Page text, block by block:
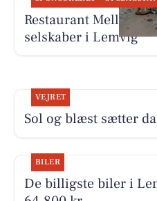
Restaurant Mellow
selskaber i Lemvig
VEJRET
Sol og blæst sætter
BILER
De billigste biler i